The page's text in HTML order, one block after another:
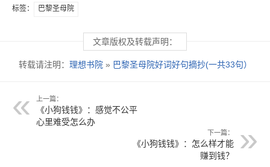
标签： 巴黎圣母院
文章版权及转载声明：
转载请注明： 理想书院» 巴黎圣母院好词好句摘抄(一共33句）
上一篇：
《小狗钱钱》：感觉不公平
心里难受怎么办
下一篇：
《小狗钱钱》：怎么样才能
赚到钱？